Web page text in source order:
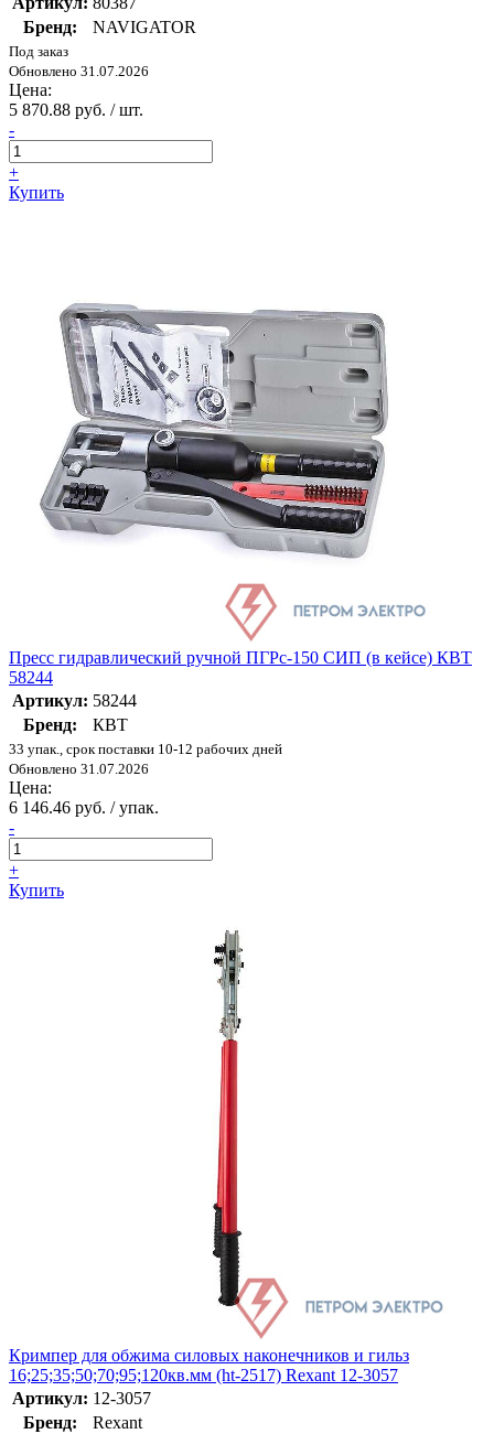
Бренд:
NAVIGATOR
Под заказ
Обновлено 31.07.2026
Цена:
5 870.88 руб. / шт.
-
+
Купить
Пресс гидравлический ручной ПГРс-150 СИП (в кейсе) КВТ
58244
Артикул: 58244
Бренд:
КВТ
33 упак., срок поставки 10-12 рабочих дней
Обновлено 31.07.2026
Цена:
6 146.46 руб. / упак.
-
+
Купить
Кримпер для обжима силовых наконечников и гильз
16;25;35;50;70;95;120кв.мм (ht-2517) Rexant 12-3057
Артикул: 12-3057
Бренд:
Rexant